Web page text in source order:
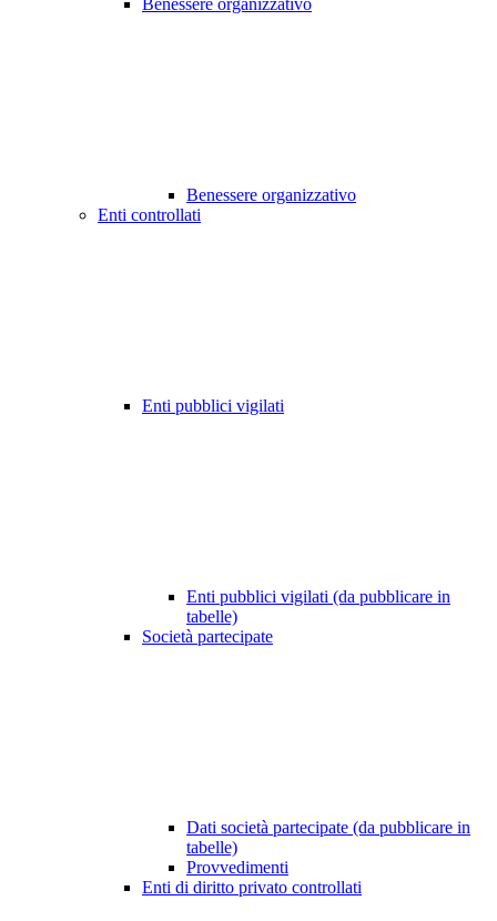
Benessere organizzativo
Benessere organizzativo
Enti controllati
Enti pubblici vigilati
Enti pubblici vigilati (da pubblicare in
tabelle)
Società partecipate
Dati società partecipate (da pubblicare in
tabelle)
Provvedimenti
Enti di diritto privato controllati